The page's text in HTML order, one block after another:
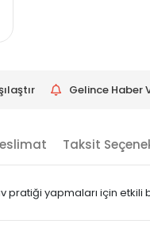
Gelince Haber
Taksit
yapmaları için etkili